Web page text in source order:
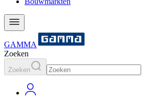
GAMMA
Zoeken
Zoeken